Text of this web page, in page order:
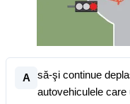
A
să-şi continue
autovehiculele